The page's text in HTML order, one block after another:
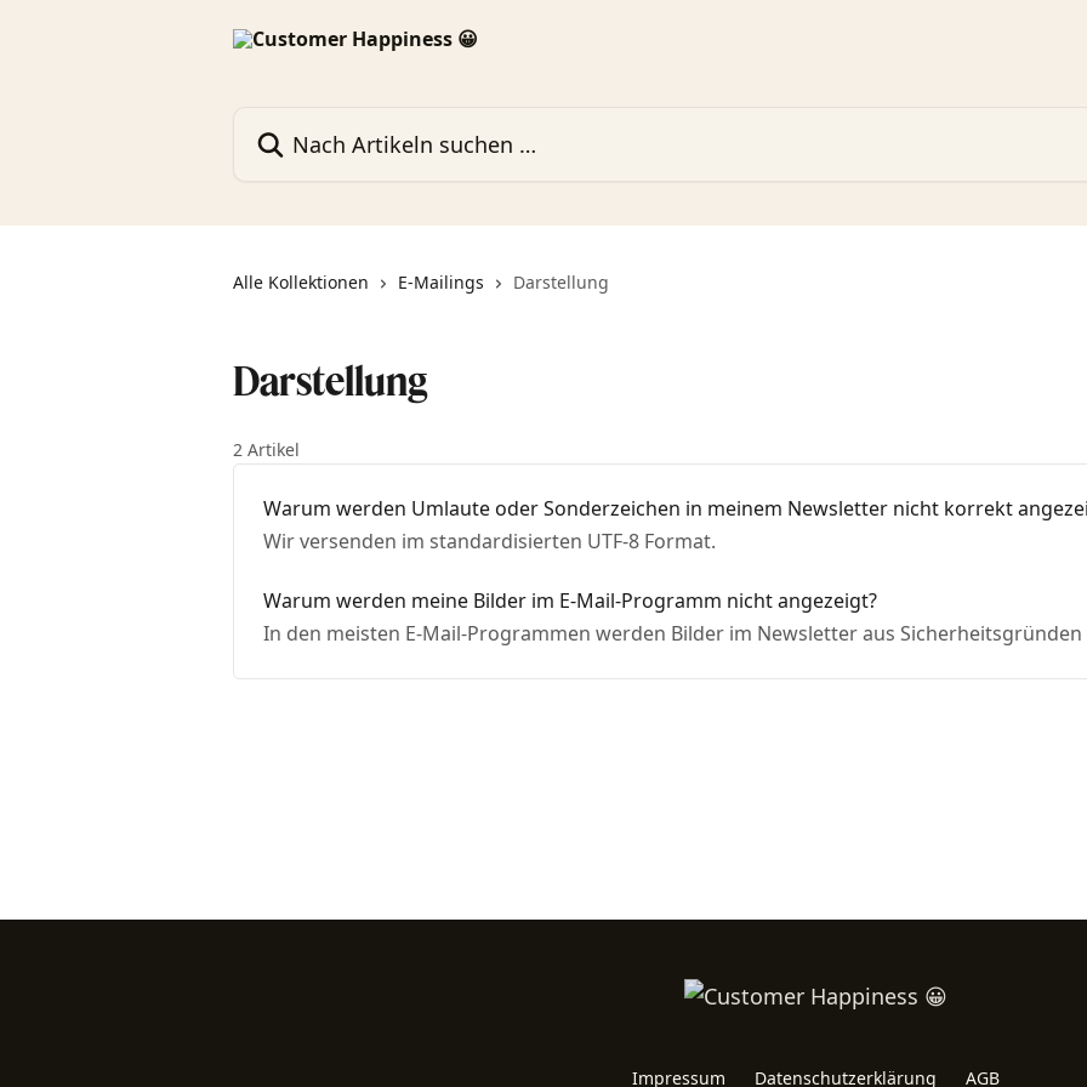
Alle Kollektionen E-Mailings Darstellung
Darstellung
2 Artikel
Warum werden Umlaute oder Sonderzeichen in meinem Newsletter nicht korrekt
Wir versenden im standardisierten UTF-8 Format.
Warum werden meine Bilder im E-Mail-Programm nicht angezeigt?
In den meisten E-Mail-Programmen werden Bilder im Newsletter aus
Impressum Datenschutzerklärung AGB